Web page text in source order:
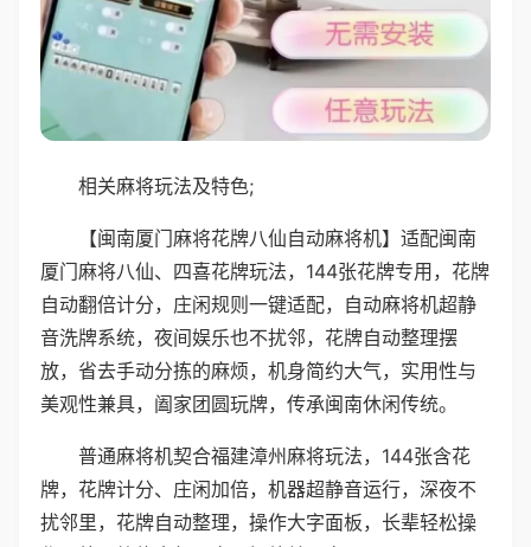
相关麻将玩法及特色;
【闽南厦门麻将花牌八仙自动麻将机】适配闽南
厦门麻将八仙、四喜花牌玩法，144张花牌专用，花牌
自动翻倍计分，庄闲规则一键适配，自动麻将机超静
音洗牌系统，夜间娱乐也不扰邻，花牌自动整理摆
放，省去手动分拣的麻烦，机身简约大气，实用性与
美观性兼具，阖家团圆玩牌，传承闽南休闲传统。
普通麻将机契合福建漳州麻将玩法，144张含花
牌，花牌计分、庄闲加倍，机器超静音运行，深夜不
扰邻里，花牌自动整理，操作大字面板，长辈轻松操